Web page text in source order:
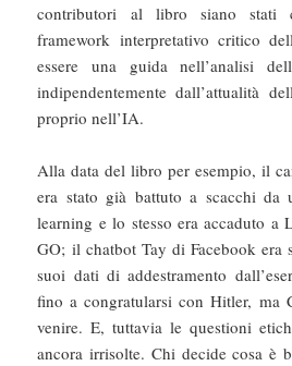
contributori al libro siano stati
framework interpretativo critico
essere una guida nell’analisi
indipendentemente dall’attualità
proprio nell’IA.
Alla data del libro per esempio, il
era stato già battuto a scacchi da
learning e lo stesso era accaduto a
GO; il chatbot Tay di Facebook era
suoi dati di addestramento
fino a congratularsi con Hitler, ma
venire. E, tuttavia le questioni
ancora irrisolte. Chi decide cosa è